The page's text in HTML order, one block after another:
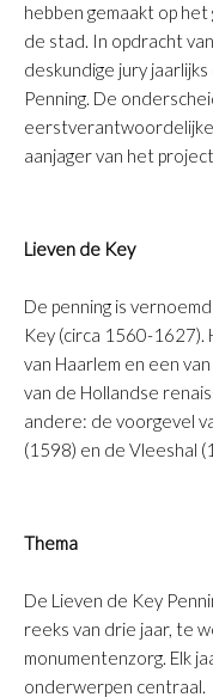
hebben gemaakt op
de stad. In opdracht
deskundige jury
Penning. De
aanjager van het
Lieven de Key
De penning is
Key (circa 1560-
van Haarlem en een
van de Hollandse
andere: de voorgevel
(1598) en de Vleeshal
Thema
De Lieven de Key
reeks van drie jaar, te
monumentenzorg. Elk
onderwerpen centraal.